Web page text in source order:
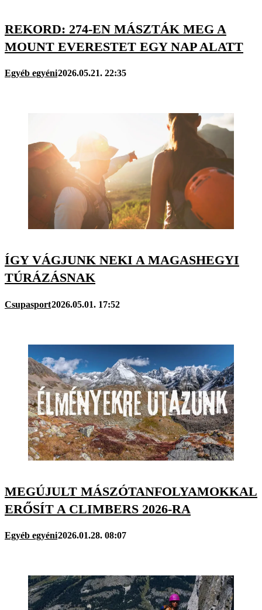
REKORD: 274-EN MÁSZTÁK MEG A
MOUNT EVERESTET EGY NAP ALATT
Egyéb egyéni2026.05.21. 22:35
ÍGY VÁGJUNK NEKI A MAGASHEGYI
TÚRÁZÁSNAK
Csupasport2026.05.01. 17:52
MEGÚJULT MÁSZÓTANFOLYAMOKKAL
ERŐSÍT A CLIMBERS 2026-RA
Egyéb egyéni2026.01.28. 08:07